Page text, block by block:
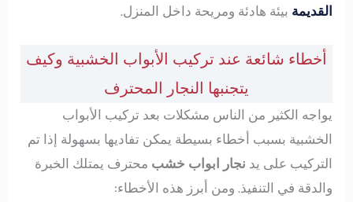
القديمة بيئة هادئة ومريحة داخل المنزل.
أخطاء شائعة عند تركيب الأبواب الخشبية وكيف
يتجنبها النجار المحترف
يواجه الكثير من الناس مشكلات بعد تركيب الأبواب
الخشبية بسبب أخطاء بسيطة يمكن تفاديها بسهولة إذا تم
التركيب على يد نجار ابواب خشب محترف يمتلك الخبرة
والدقة في التنفيذ. ومن أبرز هذه الأخطاء: